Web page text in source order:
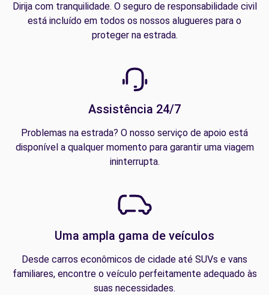
Dirija com tranquilidade. O seguro de responsabilidade civil
está incluído em todos os nossos alugueres para o
proteger na estrada.
Assistência 24/7
Problemas na estrada? O nosso serviço de apoio está
disponível a qualquer momento para garantir uma viagem
ininterrupta.
Uma ampla gama de veículos
Desde carros econômicos de cidade até SUVs e vans
familiares, encontre o veículo perfeitamente adequado às
suas necessidades.